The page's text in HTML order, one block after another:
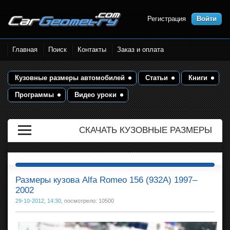
Размеры кузова автомобилей.
Контрольные точки и кузовные
размеры. Геометрия кузова
Регистрация Войти
Главная Поиск Контакты Заказ и оплата
Кузовные размеры автомобилей Статьи Книги
Программы Видео уроки
СКАЧАТЬ КУЗОВНЫЕ РАЗМЕРЫ
Размеры кузова Alfa Romeo 156 (932A) 1997–
2002
29-10-2012, 14:30 , посмотрело: 10500